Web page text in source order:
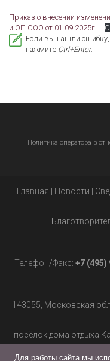
Приказ о внесении
и ОП СОО от 01.09.2025г.
Если вы нашли ошибку,
нажмите Ctrl+Enter.
Политика оператора в
Главная | Новости |
Телефон/Факс: +7 (495)
143055, Московская
посёлок дома отдыха
Для работы сайта мы